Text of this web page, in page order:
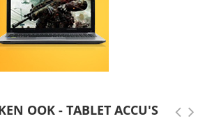
OOK - TABLET ACCU'S